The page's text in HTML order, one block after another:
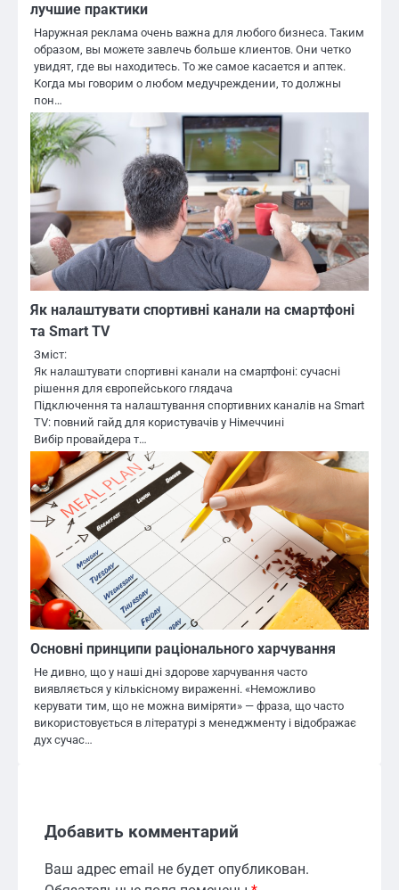
лучшие практики
Наружная реклама очень важна для любого бизнеса. Таким
образом, вы можете завлечь больше клиентов. Они четко
увидят, где вы находитесь. То же самое касается и аптек.
Когда мы говорим о любом медучреждении, то должны
пон…
Як налаштувати спортивні канали на смартфоні
та Smart TV
Зміст:
Як налаштувати спортивні канали на смартфоні: сучасні
рішення для європейського глядача
Підключення та налаштування спортивних каналів на Smart
TV: повний гайд для користувачів у Німеччині
Вибір провайдера т…
Основні принципи раціонального харчування
Не дивно, що у наші дні здорове харчування часто
виявляється у кількісному вираженні. «Неможливо
керувати тим, що не можна виміряти» — фраза, що часто
використовується в літературі з менеджменту і відображає
дух сучас…
Добавить комментарий
Ваш адрес email не будет опубликован.